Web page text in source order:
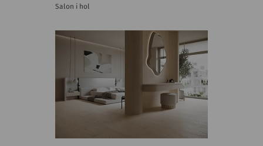
Salon i hol